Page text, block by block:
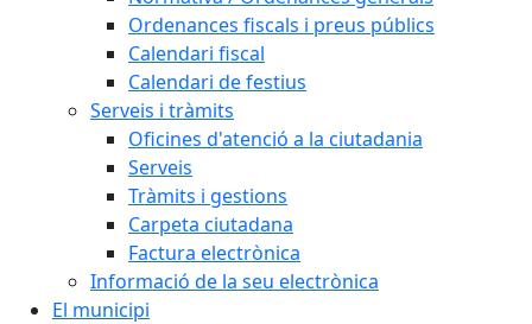
Ordenances fiscals i preus públics
Calendari fiscal
Calendari de festius
Serveis i tràmits
Oficines d'atenció a la ciutadania
Serveis
Tràmits i gestions
Carpeta ciutadana
Factura electrònica
Informació de la seu electrònica
El municipi